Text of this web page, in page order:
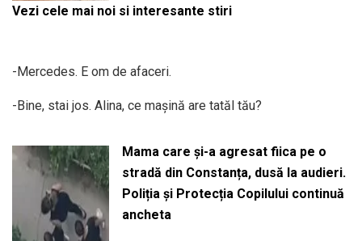
Vezi cele mai noi si interesante stiri
-Mercedes. E om de afaceri.
-Bine, stai jos. Alina, ce mașină are tatăl tău?
Mama care și-a agresat fiica pe o
stradă din Constanța, dusă la audieri.
Poliția și Protecția Copilului continuă
ancheta